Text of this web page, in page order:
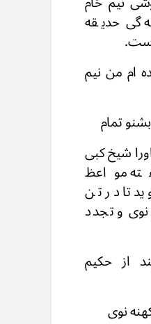
گی حدیقه
ام من نیم
تمام
شیخ کبی
مواعظ
تا در تن
و تجدد
از حکیم
نوی